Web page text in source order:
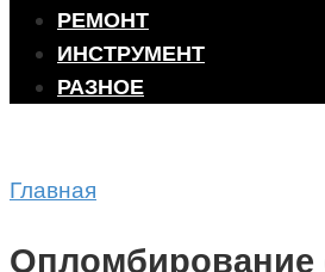
РЕМОНТ
ИНСТРУМЕНТ
РАЗНОЕ
Главная
Опломбирование